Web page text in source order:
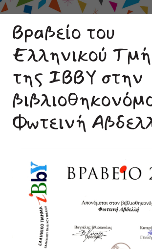
Βραβείο του
Ελληνικού
της ΙΒΒΥ στην
Φωτεινή